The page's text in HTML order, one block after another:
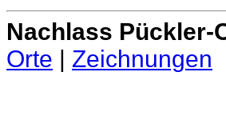
Nachlass
Orte | Zeichnungen